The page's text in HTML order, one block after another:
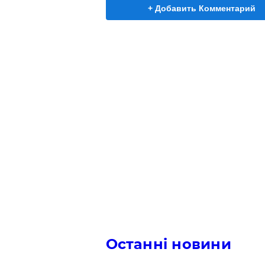
+ Добавить Комментарий
Останні новини